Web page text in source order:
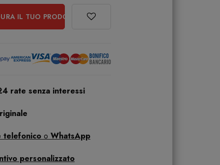
IL TUO PRODOTTO
rate senza interessi
telefonico o WhatsApp
personalizzato